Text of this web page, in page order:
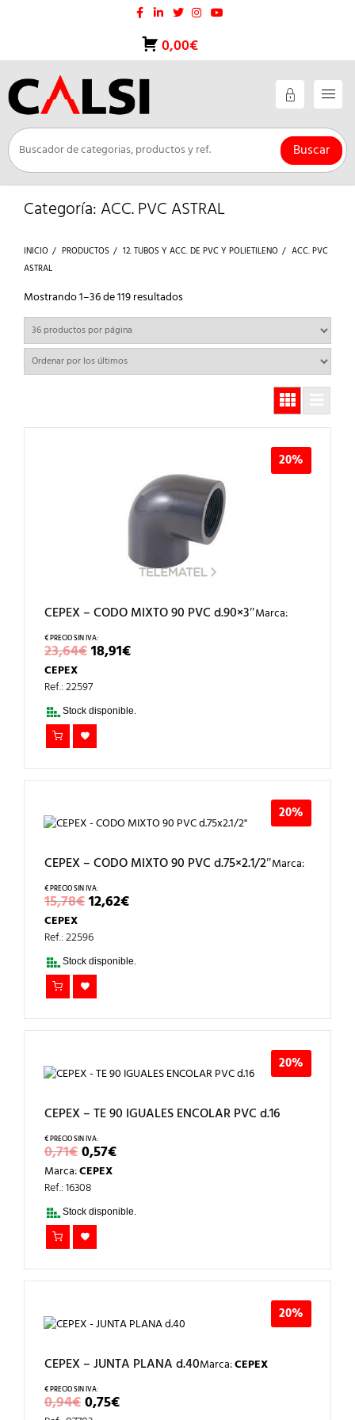
0,00€
Buscar
Categoría: ACC. PVC ASTRAL
INICIO PRODUCTOS 12. TUBOS Y ACC. DE PVC Y POLIETILENO
ACC. PVC
ASTRAL
Mostrando 1–36 de 119 resultadosOrdenado
por
últimos
20%
CEPEX – CODO MIXTO 90 PVC d.90×3″
23,64€EL
PRECIO
ERA:
23,64€.
18,91€EL
PRECIO
Marca:
CEPEX
Ref.: 22597
Stock disponible.
20%
CEPEX – CODO MIXTO 90 PVC d.75×2.1/2″
15,78€EL
PRECIO
ERA:
15,78€.
12,62€EL
PRECIO
Marca:
CEPEX
Ref.: 22596
Stock disponible.
20%
CEPEX – TE 90 IGUALES ENCOLAR PVC d.16
0,71€EL
PRECIO
ORIGINAL
ERA:
0,71€.
0,57€EL
PRECIO
0,57€.
Marca:CEPEX
Ref.: 16308
Stock disponible.
20%
CEPEX – JUNTA PLANA d.40
0,94€EL
PRECIO
0,75€EL
PRECIO
Marca:CEPEX